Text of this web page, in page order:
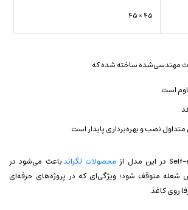
45 × 45
مهندسی‌شده ساخته شده که:
است
متداول نصب و بهره‌برداری پایدار است
محصولات لگراندباعث می‌شود در
شعله متوقف شود؛ ویژگی‌ای که در پروژه‌های حرفه‌ای
روی کاغذ.